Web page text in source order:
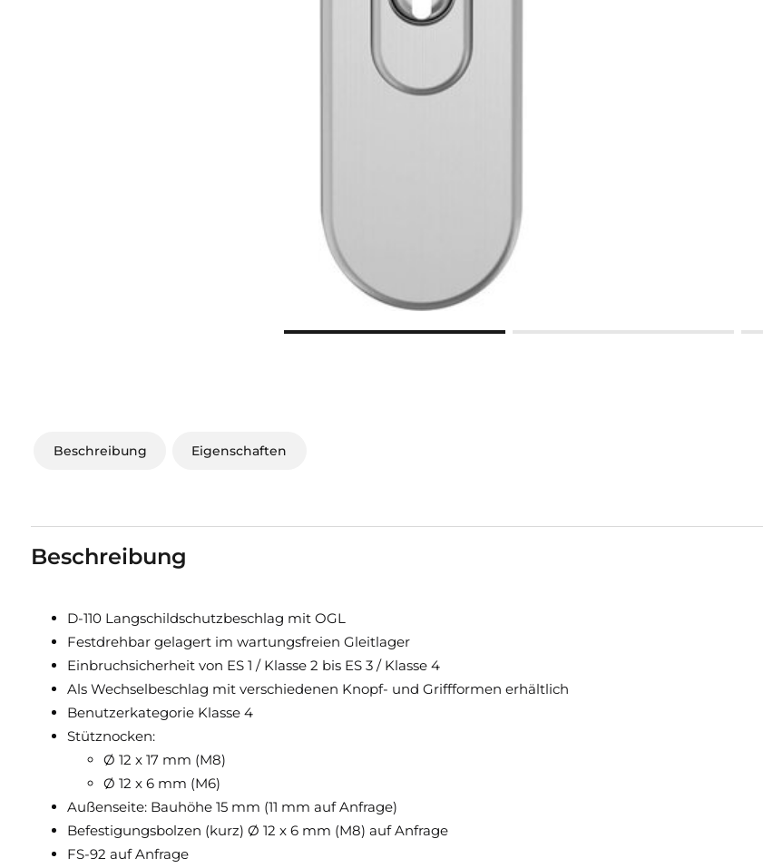
Beschreibung Eigenschaften
Beschreibung
D-110 Langschildschutzbeschlag mit OGL
Festdrehbar gelagert im wartungsfreien Gleitlager
Einbruchsicherheit von ES 1 / Klasse 2 bis ES 3 / Klasse 4
Als Wechselbeschlag mit verschiedenen Knopf- und Griffformen erhältlich
Benutzerkategorie Klasse 4
Stütznocken:
Ø 12 x 17 mm (M8)
Ø 12 x 6 mm (M6)
Außenseite: Bauhöhe 15 mm (11 mm auf Anfrage)
Befestigungsbolzen (kurz) Ø 12 x 6 mm (M8) auf Anfrage
FS-92 auf Anfrage